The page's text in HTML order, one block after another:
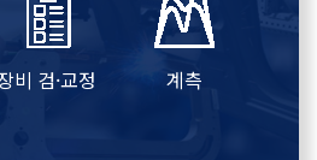
비 검·교정 계측